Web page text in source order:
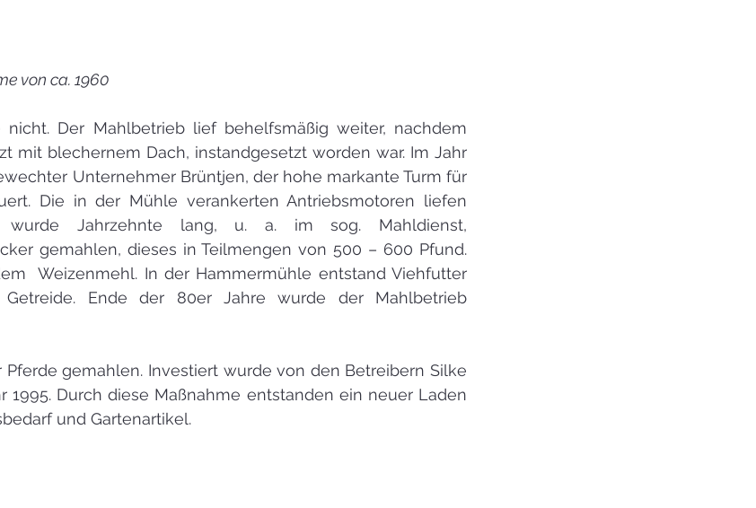
von ca. 1960
nicht. Der Mahlbetrieb lief behelfsmäßig weiter, nachdem
mit blechernem Dach, instandgesetzt worden war. Im Jahr
Unternehmer Brüntjen, der hohe markante Turm für
Die in der Mühle verankerten Antriebsmotoren liefen
wurde Jahrzehnte lang, u. a. im sog. Mahldienst,
gemahlen, dieses in Teilmengen von 500 – 600 Pfund.
Weizenmehl. In der Hammermühle entstand Viehfutter
Ende der 80er Jahre wurde der Mahlbetrieb
gemahlen. Investiert wurde von den Betreibern Silke
1995. Durch diese Maßnahme entstanden ein neuer Laden
und Gartenartikel.